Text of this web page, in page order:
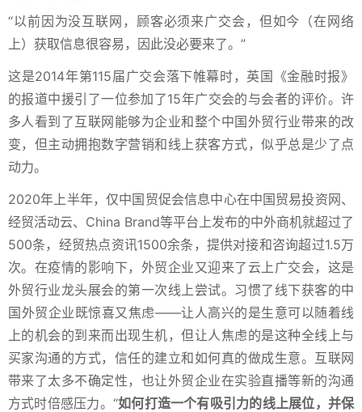
“以前因为没互联网，顾客必须来广交会，但如今（在网络
上）获取信息很容易，因此没必要来了。”
这是2014年第115届广交会落下帷幕时，英国《金融时报》
的报道中援引了一位参加了15年广交会的与会者的评价。许
多人看到了互联网能够为企业和整个中国外贸行业带来的改
变，但主动拥抱数字营销和线上获客方式，似乎总是少了点
动力。
2020年上半年，仅中国贸促会信息中心在中国贸易投资网、
经贸活动云、China Brand等平台上发布的中外商机就超过了
500条，经贸热点资讯1500余条，提供对接和咨询超过1.5万
次。在疫情的影响下，外贸企业又迎来了云上广交会，这是
外贸行业龙头展会的第一次线上尝试。习惯了线下获客的中
国外贸企业既惊喜又焦虑——让人高兴的是生意可以随着线
上的机会的到来而出现生机，但让人焦虑的是这种全线上与
买家沟通的方式，信任的建立和如何真的做成生意。互联网
带来了太多不确定性，也让外贸企业在实验直播等新的沟通
方式时倍感压力。“如何打造一个有吸引力的线上展位，并保